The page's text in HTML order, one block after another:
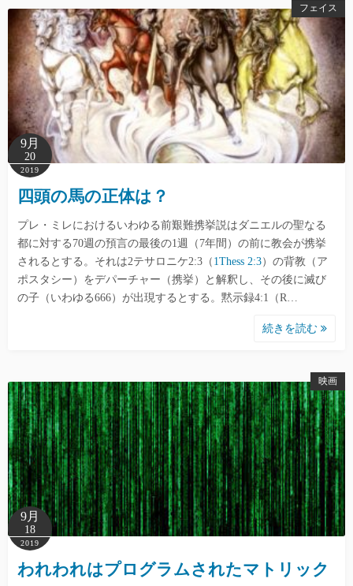
フェイス
9月
20
2019
四頭の馬の正体は？
プレ・ミレにおけるいわゆる前艱難携挙説はダニエルの聖なる
都に対する70週の預言の最後の1週（7年間）の前に教会が携挙
されるとする。それは2テサロニケ2:3（ 1Thess 2:3）の背教（ア
ポスタシー）をデパーチャー（携挙）と解釈し、その後に滅び
の子（いわゆる666）が出現するとする。黙示録4:1（R…
続きを読む
映画
9月
18
2019
われわれはプログラムされたマトリック